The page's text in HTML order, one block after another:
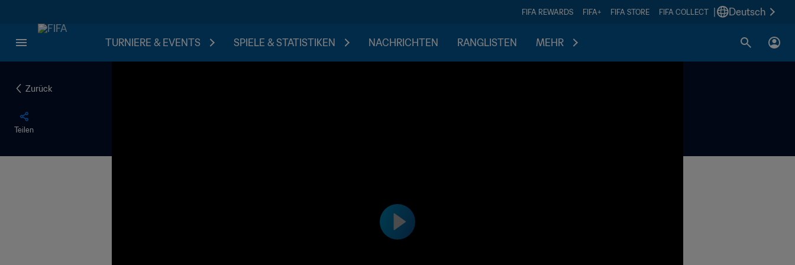
FIFA REWARDS FIFA+ FIFA STORE FIFA COLLECT Deutsch
TURNIERE & EVENTS SPIELE & STATISTIKEN NACHRICHTEN RANGLISTEN MEHR
Zurück
Teilen